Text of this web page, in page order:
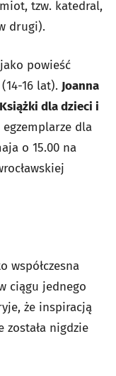
tzw. katedral,
drugi).
powieść
16 lat). Joanna
dla dzieci i
dla
o 15.00 na
współczesna
ciągu jednego
że inspiracją
została nigdzie